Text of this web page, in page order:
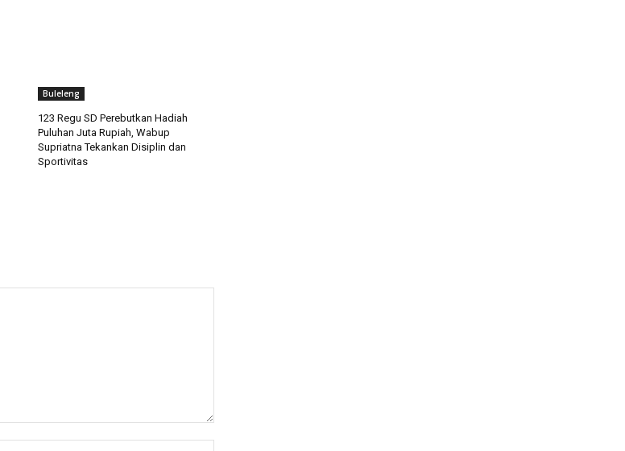
Buleleng
123 Regu SD Perebutkan Hadiah
Puluhan Juta Rupiah, Wabup
Supriatna Tekankan Disiplin dan
Sportivitas